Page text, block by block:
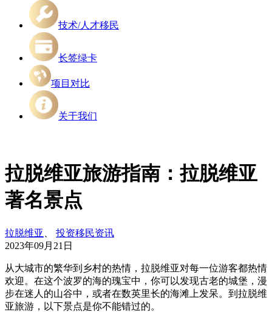
技术/人才移民
长签绿卡
项目对比
关于我们
拉脱维亚旅游指南：拉脱维亚
著名景点
拉脱维亚
投资移民资讯
2023年09月21日
从大城市的繁华到乡村的热情，拉脱维亚对每一位游客都热情
欢迎。在这个波罗的海的瑰宝中，你可以发现古老的城堡，漫
步在迷人的山谷中，或者在数英里长的海滩上发呆。到拉脱维
亚旅游，以下景点是你不能错过的。